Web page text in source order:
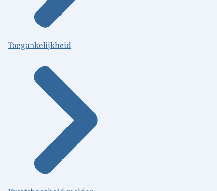
Toegankelijkheid